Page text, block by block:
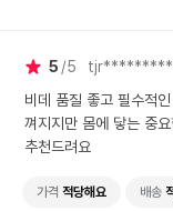
5 5
비데 품질 좋고 필수적
껴지지만 몸에 닿는 중
추천드려요
가격 적당해요 배송